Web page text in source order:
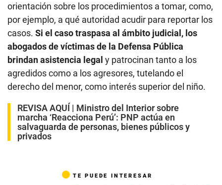
orientación sobre los procedimientos a tomar, como,
por ejemplo, a qué autoridad acudir para reportar los
casos. Si el caso traspasa al ámbito judicial, los
abogados de víctimas de la Defensa Pública
brindan asistencia legal y patrocinan tanto a los
agredidos como a los agresores, tutelando el
derecho del menor, como interés superior del niño.
REVISA AQUÍ | Ministro del Interior sobre
marcha ‘Reacciona Perú’: PNP actúa en
salvaguarda de personas, bienes públicos y
privados
TE PUEDE INTERESAR